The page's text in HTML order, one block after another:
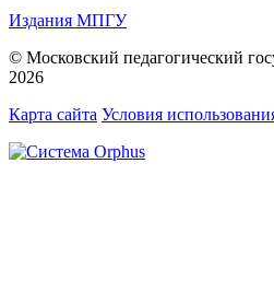
Издания МПГУ
© Московский педагогический
2026
Карта сайта Условия